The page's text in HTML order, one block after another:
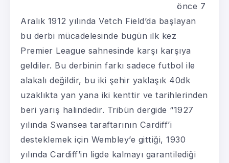
önce 7
Aralık 1912 yılında Vetch Field’da başlayan
bu derbi mücadelesinde bugün ilk kez
Premier League sahnesinde karşı karşıya
geldiler. Bu derbinin farkı sadece futbol ile
alakalı değildir, bu iki şehir yaklaşık 40dk
uzaklıkta yan yana iki kenttir ve tarihlerinden
beri yarış halindedir. Tribün dergide “1927
yılında Swansea taraftarının Cardiff’i
desteklemek için Wembley’e gittiği, 1930
yılında Cardiff’in ligde kalmayı garantilediği